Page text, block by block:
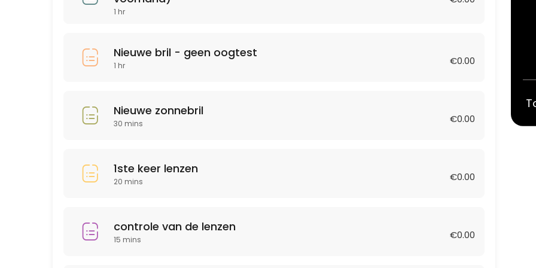
Nieuwe zonnebril
1 hr
Nieuwe bril - geen oogtest
1 hr €0.00
Nieuwe zonnebril
30 mins €0.00
1ste keer lenzen
20 mins €0.00
controle van de lenzen
15 mins €0.00